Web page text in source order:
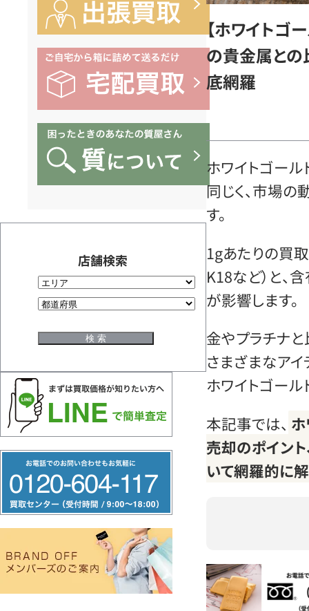
店舗検索
リ
ー
ヤ
【ホワイトゴ
の貴金属と
底網羅
ホワイトゴー
同じく、市場の
す。
1gあたりの買
K18など）と、
が影響します。
金やプラチナ
さまざまなア
ホワイトゴール
本記事では、
売却のポイン
いて網羅的に
お電話問い